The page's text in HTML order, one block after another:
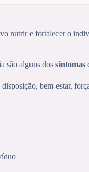
nutrir e fortalecer o
são alguns dos sintomas
bem-estar,